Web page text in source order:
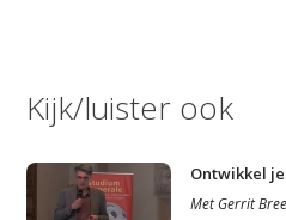
Kijk/luister ook
Ontwikkel
MetGerrit